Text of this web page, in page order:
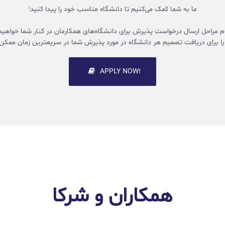
ما به شما کمک می‌کنیم تا دانشگاه مناسب خود را پیدا کنید!
مراحل ارسال درخواست پذیرش برای دانشگاه‌های همکارمان در کنار شما
را برای دریافت تصمیم هر دانشگاه در مورد پذیرش شما در سریعترین زمان
!APPLY NOW
همکاران و شرکا